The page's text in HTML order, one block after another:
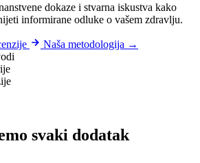
dokaze i stvarna iskustva kako
informirane odluke o vašem zdravlju.
Naša metodologija →
svaki dodatak